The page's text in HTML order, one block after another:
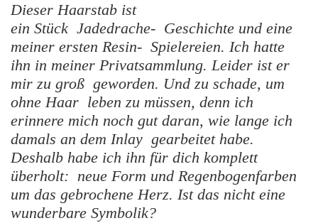
Dieser Haarstab ist
ein Stück Jadedrache- Geschichte und eine
meiner ersten Resin- Spielereien. Ich hatte
ihn in meiner Privatsammlung. Leider ist er
mir zu groß geworden. Und zu schade, um
ohne Haar leben zu müssen, denn ich
erinnere mich noch gut daran, wie lange ich
damals an dem Inlay gearbeitet habe.
Deshalb habe ich ihn für dich komplett
überholt: neue Form und Regenbogenfarben
um das gebrochene Herz. Ist das nicht eine
wunderbare Symbolik?